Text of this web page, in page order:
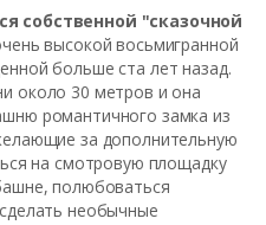
собственной "сказочной
высокой восьмигранной
больше ста лет назад.
около 30 метров и она
романтичного замка из
за дополнительную
на смотровую площадку
полюбоваться
необычные